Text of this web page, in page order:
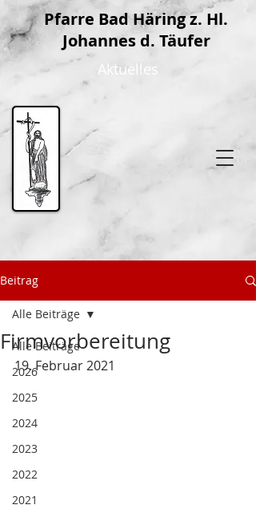
Pfarre Bad Häring z. Hl.
Johannes d. Täufer
Aktuelles
Beitrag
Alle Beiträge
2026
2025
2024
2023
2022
2021
Alle Beiträge
Firmvorbereitung
19. Februar 2021